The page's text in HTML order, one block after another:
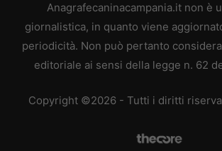
Anagrafecaninacampania.it non è
giornalistica, in quanto viene
periodicità. Non può pertanto
editoriale ai sensi della legge n. 62
Copyright ©2026 - Tutti i diritti